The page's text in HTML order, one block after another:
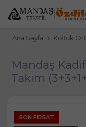
Ana Sayfa Koltuk
Mandaş
Takım
SON FIRSAT